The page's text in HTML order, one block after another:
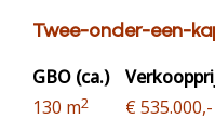
Twee-onder-een-
GBO (ca.)
130 m2
€